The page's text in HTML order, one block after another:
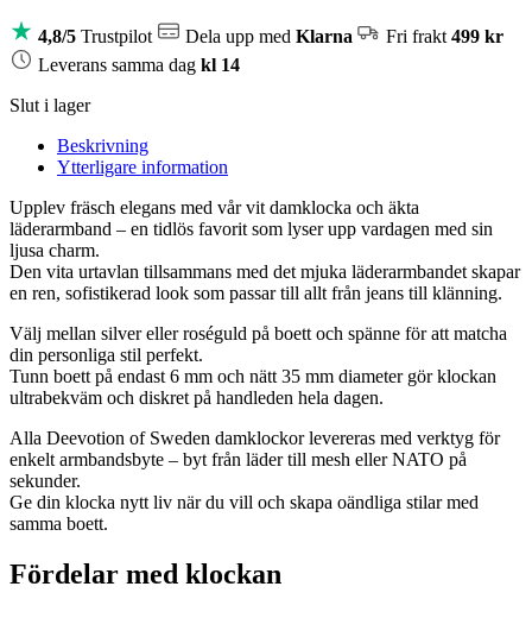
4,8/5 Trustpilot Dela upp med Klarna Fri frakt 499 kr
Leverans samma dag kl 14
Slut i lager
Beskrivning
Ytterligare information
Upplev fräsch elegans med vår vit damklocka och äkta
läderarmband – en tidlös favorit som lyser upp vardagen med sin
ljusa charm.
Den vita urtavlan tillsammans med det mjuka läderarmbandet skapar
en ren, sofistikerad look som passar till allt från jeans till klänning.
Välj mellan silver eller roséguld på boett och spänne för att matcha
din personliga stil perfekt.
Tunn boett på endast 6 mm och nätt 35 mm diameter gör klockan
ultrabekväm och diskret på handleden hela dagen.
Alla Deevotion of Sweden damklockor levereras med verktyg för
enkelt armbandsbyte – byt från läder till mesh eller NATO på
sekunder.
Ge din klocka nytt liv när du vill och skapa oändliga stilar med
samma boett.
Fördelar med klockan